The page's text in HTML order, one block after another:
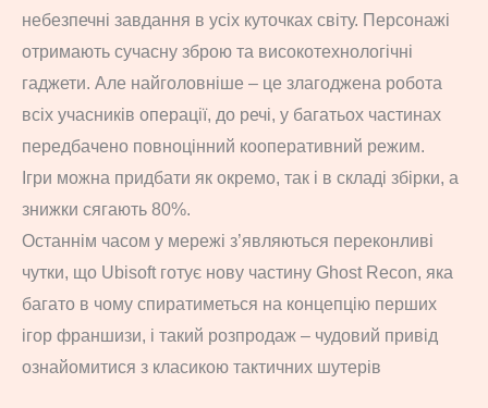
небезпечні завдання в усіх куточках світу. Персонажі
отримають сучасну зброю та високотехнологічні
гаджети. Але найголовніше – це злагоджена робота
всіх учасників операції, до речі, у багатьох частинах
передбачено повноцінний кооперативний режим.
Ігри можна придбати як окремо, так і в складі збірки, а
знижки сягають 80%.
Останнім часом у мережі з’являються переконливі
чутки, що Ubisoft готує нову частину Ghost Recon, яка
багато в чому спиратиметься на концепцію перших
ігор франшизи, і такий розпродаж – чудовий привід
ознайомитися з класикою тактичних шутерів